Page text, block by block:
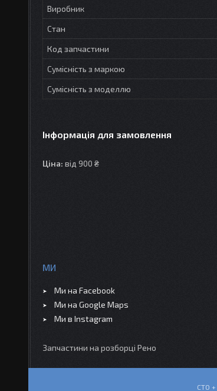
Виробник
Стан
Код запчастини
Сумісність з маркою
Сумісність з моделлю
Інформація для замовлення
Ціна: від 900 ₴
МИ
Ми на Facebook
Ми на Google Maps
Ми в Instagram
Запчастини на розборці Рено